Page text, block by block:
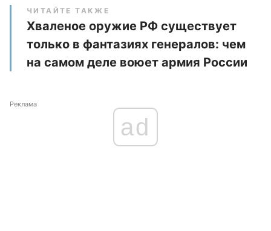
ЧИТАЙТЕ ТАКЖЕ
Хваленое оружие РФ существует
только в фантазиях генералов: чем
на самом деле воюет армия России
Реклама
ad